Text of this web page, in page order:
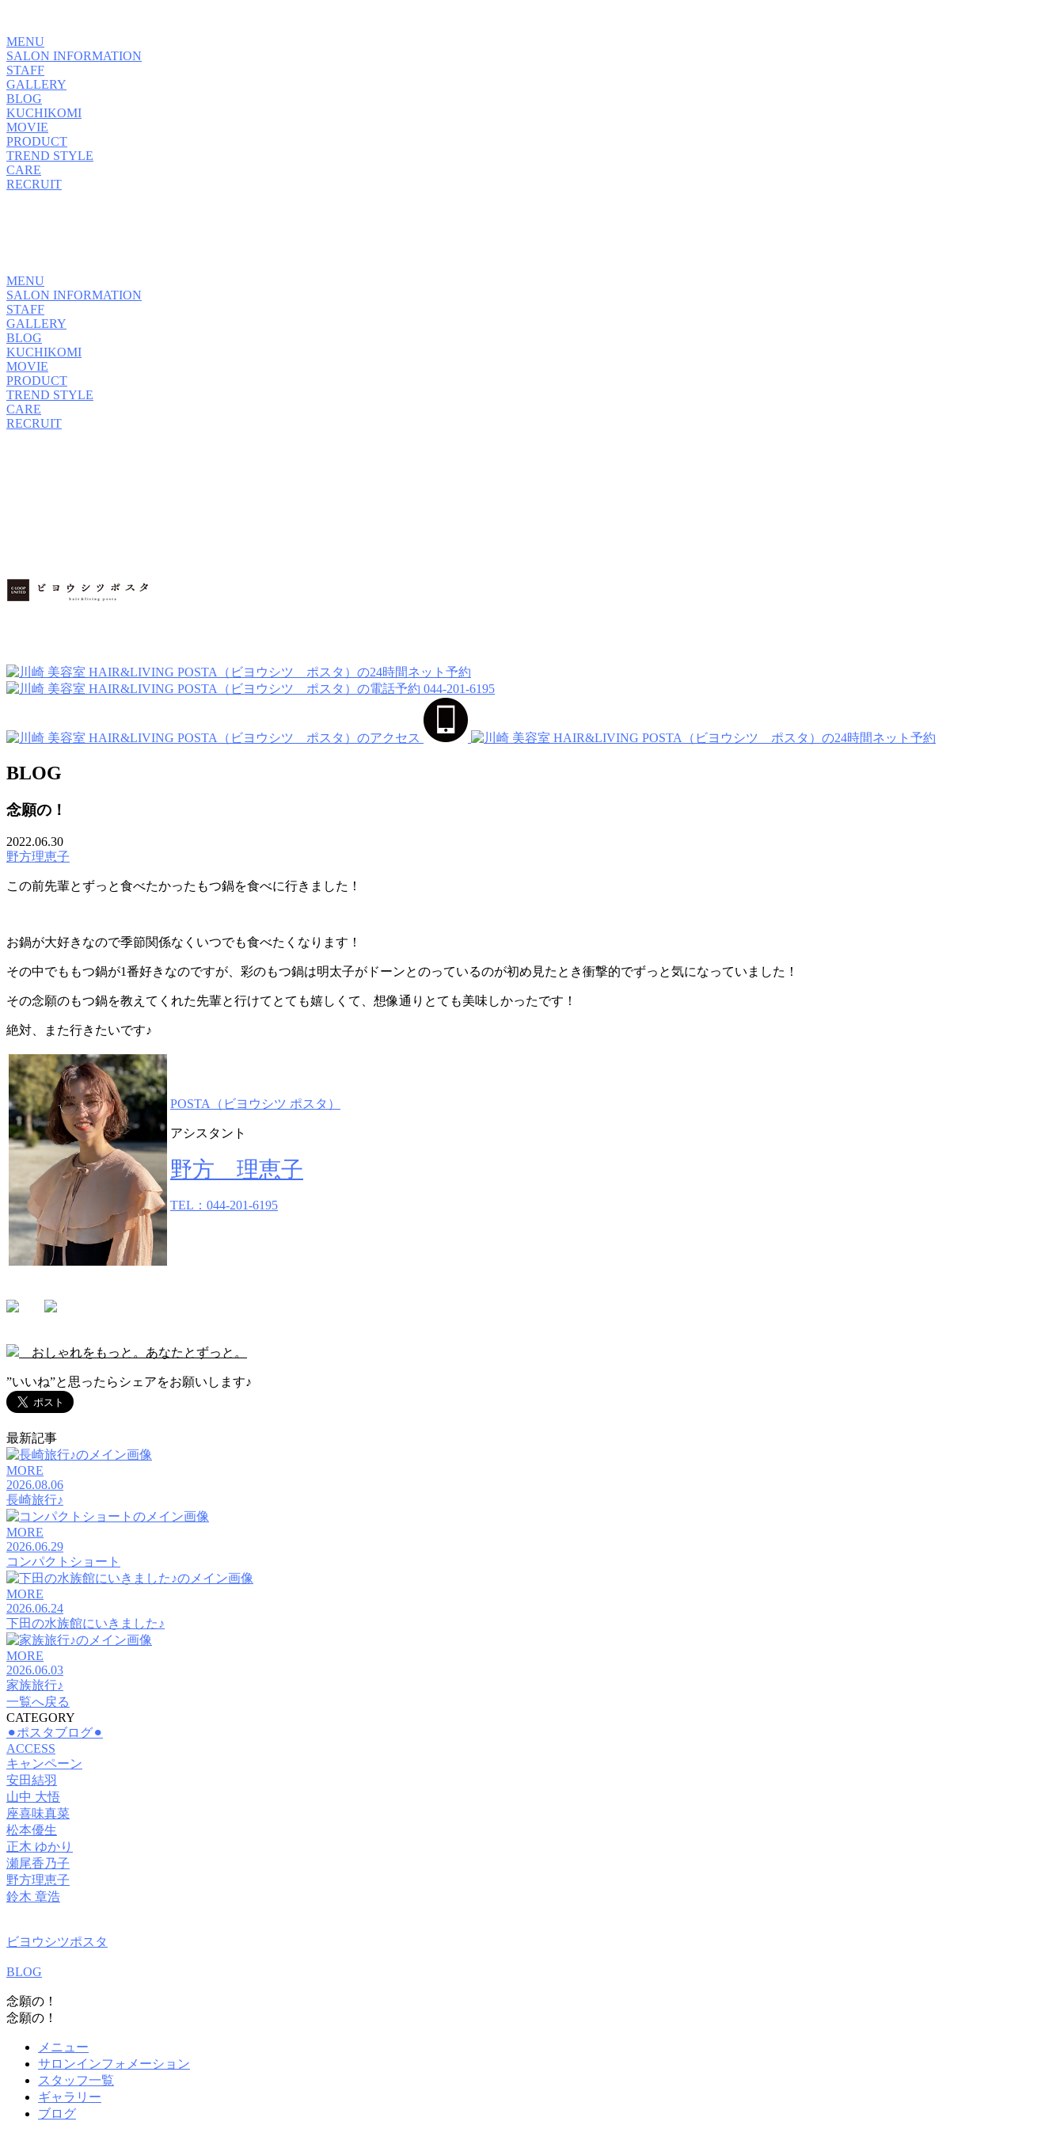
MENU
SALON INFORMATION
STAFF
GALLERY
BLOG
KUCHIKOMI
MOVIE
PRODUCT
TREND STYLE
CARE
RECRUIT
MENU
SALON INFORMATION
STAFF
GALLERY
BLOG
KUCHIKOMI
MOVIE
PRODUCT
TREND STYLE
CARE
RECRUIT
044-201-6195
BLOG
念願の！
2022.06.30
野方理恵子
この前先輩とずっと食べたかったもつ鍋を食べに行きました！
お鍋が大好きなので季節関係なくいつでも食べたくなります！
その中でももつ鍋が1番好きなのですが、彩のもつ鍋は明太子がドーンとのっているのが初め見たとき衝撃的でずっと気になっていました！
その念願のもつ鍋を教えてくれた先輩と行けてとても嬉しくて、想像通りとても美味しかったです！
絶対、また行きたいです♪
POSTA（ビヨウシツ ポスタ）
アシスタント
野方 理恵子
TEL：044-201-6195
おしゃれをもっと。あなたとずっと。
”いいね”と思ったらシェアをお願いします♪
最新記事
MORE
2026.08.06
長崎旅行♪
MORE
2026.06.29
コンパクトショート
MORE
2026.06.24
下田の水族館にいきました♪
MORE
2026.06.03
家族旅行♪
一覧へ戻る
CATEGORY
⚫︎ポスタブログ⚫︎
ACCESS
キャンペーン
安田結羽
山中 大悟
座喜味真菜
松本優生
正木 ゆかり
瀬尾香乃子
野方理恵子
鈴木 章浩
ビヨウシツポスタ
BLOG
念願の！
念願の！
メニュー
サロンインフォメーション
スタッフ一覧
ギャラリー
ブログ